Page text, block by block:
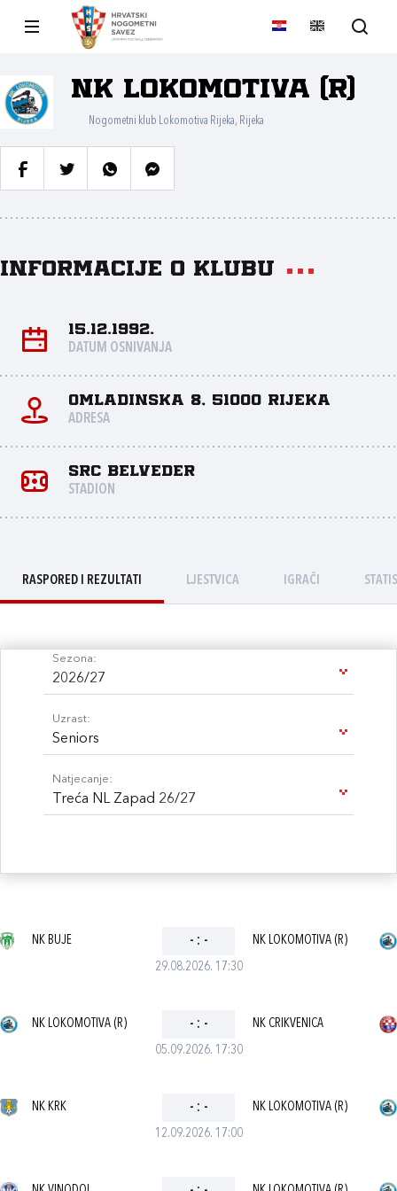
NK Lokomotiva (R)
Nogometni klub Lokomotiva Rijeka, Rijeka
Informacije o klubu
15.12.1992.
DATUM OSNIVANJA
Omladinska 8, 51000 Rijeka
ADRESA
SRC Belveder
STADION
RASPORED I REZULTATI LJESTVICA IGRAČI
Sezona:
2026/27
Uzrast:
Seniors
Natjecanje:
Treća NL Zapad 26/27
29.08.2026. 17:30
NK BUJE - : - NK LOKOMOTIVA (R)
05.09.2026. 17:30
NK LOKOMOTIVA (R) - : - NK CRIKVENICA
12.09.2026. 17:00
NK KRK - : - NK LOKOMOTIVA (R)